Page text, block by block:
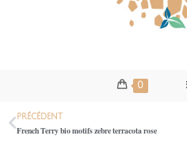
0
PRÉCÉDENT
French Terry bio motifs zebre terracota rose